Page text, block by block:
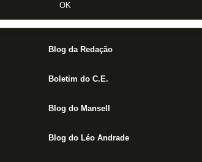
OK
Jogos
Blog da Redação
Boletim do C.E.
Blog do Mansell
Blog do Léo Andrade
ainda dá para animar o